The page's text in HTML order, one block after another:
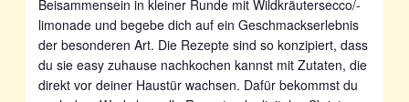
Beisammensein in kleiner Runde mit Wildkräutersecco/-
limonade und begebe dich auf ein Geschmackserlebnis
der besonderen Art. Die Rezepte sind so konzipiert, dass
du sie easy zuhause nachkochen kannst mit Zutaten, die
direkt vor deiner Haustür wachsen. Dafür bekommst du